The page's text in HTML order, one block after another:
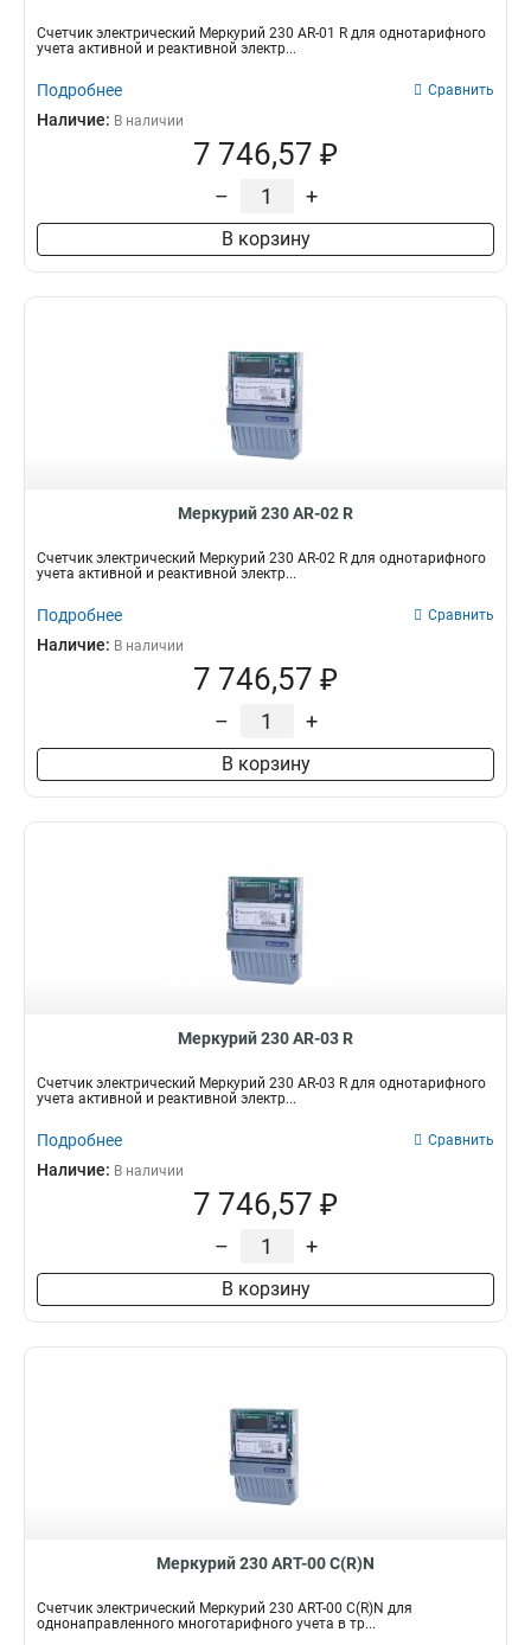
Счетчик электрический Меркурий 230 AR-01 R для однотарифного
учета активной и реактивной электр...
Подробнее Сравнить
Наличие: В наличии
7 746,57 ₽
– +
В корзину
Меркурий 230 AR-02 R
Счетчик электрический Меркурий 230 AR-02 R для однотарифного
учета активной и реактивной электр...
Подробнее Сравнить
Наличие: В наличии
7 746,57 ₽
– +
В корзину
Меркурий 230 AR-03 R
Счетчик электрический Меркурий 230 AR-03 R для однотарифного
учета активной и реактивной электр...
Подробнее Сравнить
Наличие: В наличии
7 746,57 ₽
– +
В корзину
Меркурий 230 АRT-00 С(R)N
Счетчик электрический Меркурий 230 АRT-00 С(R)N для
однонаправленного многотарифного учета в тр...